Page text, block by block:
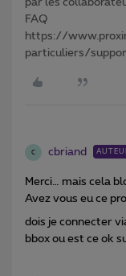
par les
FAQ
https://
particuliers/
C cbriand
Merci… mais cela
Avez vous eu ce
dois je connecter
bbox ou est ce ok